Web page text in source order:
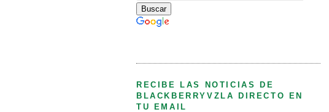
RECIBE LAS NOTICIAS DE
BLACKBERRYVZLA DIRECTO EN
TU EMAIL